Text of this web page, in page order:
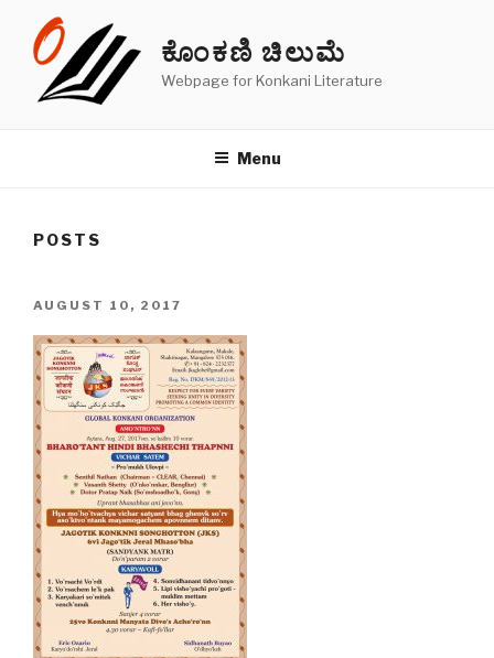
content
ಕೊಂಕಣಿ ಚಿಲುಮೆ
Webpage for Konkani Literature
Menu
POSTS
POSTED
AUGUST 10, 2017